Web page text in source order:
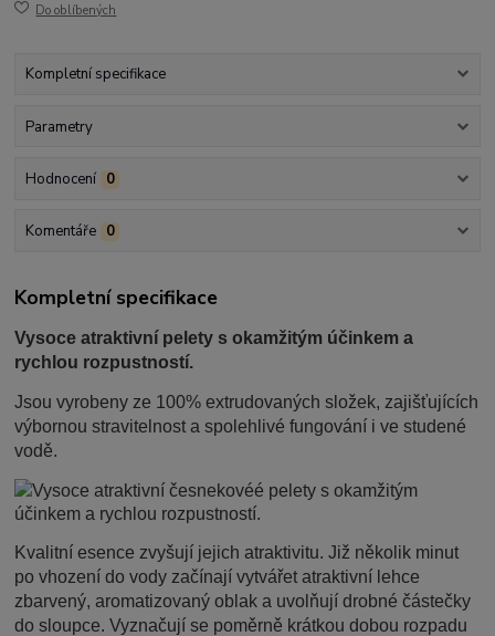
Do oblíbených
Kompletní specifikace
Parametry
Hodnocení 0
Komentáře 0
Kompletní specifikace
Vysoce atraktivní pelety s okamžitým účinkem a
rychlou rozpustností.
Jsou vyrobeny ze 100% extrudovaných složek, zajišťujících
výbornou stravitelnost a spolehlivé fungování i ve studené
vodě.
Kvalitní esence zvyšují jejich atraktivitu. Již několik minut
po vhození do vody začínají vytvářet atraktivní lehce
zbarvený, aromatizovaný oblak a uvolňují drobné částečky
do sloupce. Vyznačují se poměrně krátkou dobou rozpadu